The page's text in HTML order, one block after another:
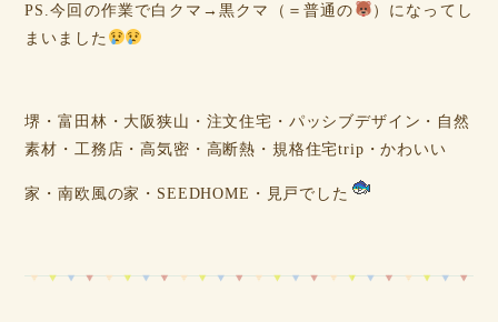
PS.今回の作業で白クマ→黒クマ（＝普通の
）になってし
まいました
堺・富田林・大阪狭山・注文住宅・パッシブデザイン・自然
素材・工務店・高気密・高断熱・規格住宅trip・かわいい
家・南欧風の家・SEEDHOME・見戸でした